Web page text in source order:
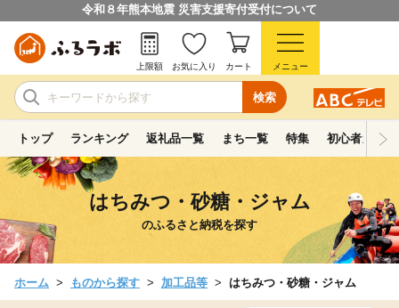
令和８年熊本地震 災害支援寄付受付について
検索
上限額 お気に入り カート メニュー
トップ ランキング 返礼品一覧 まち一覧 特集 初心者ガイド
はちみつ・砂糖・ジャム
のふるさと納税を探す
ホーム ものから探す 加工品等 はちみつ・砂糖・ジャム